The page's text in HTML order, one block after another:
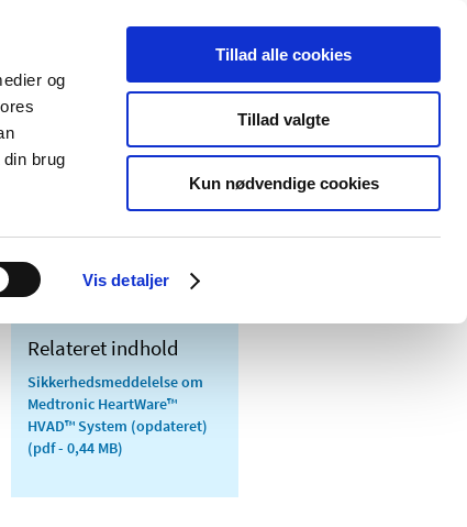
og
brug
Vis detaljer
Tillad alle cookies
Tillad valgte
Kun nødvendige cookies
Særlige
produktområder
Relateret indhold
Sikkerhedsmeddelelse om
Medtronic HeartWare™
HVAD™ System (opdateret)
(pdf - 0,44 MB)